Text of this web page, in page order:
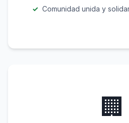
Comunidad unida y
🏢